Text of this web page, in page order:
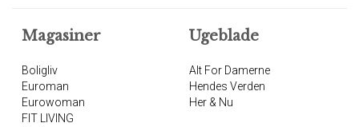
Magasiner
Boligliv
Euroman
Eurowoman
FIT LIVING
Ugeblade
Alt For Damerne
Hendes Verden
Her & Nu